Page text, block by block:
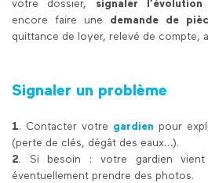
votre dossier, signaler
encore faire une demande de
quittance de loyer, relevé de compte,
Signaler un problème
1. Contacter votre gardien pour
(perte de clés, dégât des eaux…).
2. Si besoin : votre gardien
éventuellement prendre des photos.